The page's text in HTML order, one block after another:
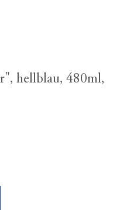
hellblau, 480ml,